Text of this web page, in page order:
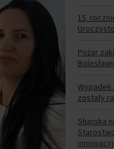
15.
Pożar
Wypadek
zostały
Słupska